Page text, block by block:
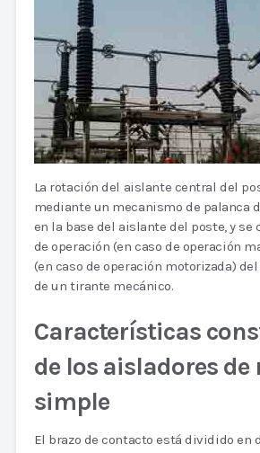
La rotación del aislante central del
mediante un mecanismo de palanca
en la base del aislante del poste, y se
de operación (en caso de operación
(en caso de operación motorizada)
de un tirante mecánico.
Características
de los aisladores
simple
El brazo de contacto está dividido en